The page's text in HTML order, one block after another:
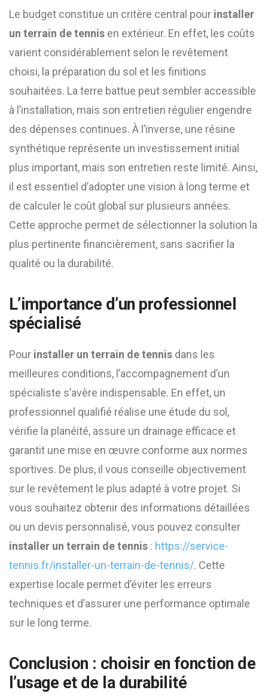
Le budget constitue un critère central pour installer
un terrain de tennis en extérieur. En effet, les coûts
varient considérablement selon le revêtement
choisi, la préparation du sol et les finitions
souhaitées. La terre battue peut sembler accessible
à l’installation, mais son entretien régulier engendre
des dépenses continues. À l’inverse, une résine
synthétique représente un investissement initial
plus important, mais son entretien reste limité. Ainsi,
il est essentiel d’adopter une vision à long terme et
de calculer le coût global sur plusieurs années.
Cette approche permet de sélectionner la solution la
plus pertinente financièrement, sans sacrifier la
qualité ou la durabilité.
L’importance d’un professionnel
spécialisé
Pour installer un terrain de tennis dans les
meilleures conditions, l’accompagnement d’un
spécialiste s’avère indispensable. En effet, un
professionnel qualifié réalise une étude du sol,
vérifie la planéité, assure un drainage efficace et
garantit une mise en œuvre conforme aux normes
sportives. De plus, il vous conseille objectivement
sur le revêtement le plus adapté à votre projet. Si
vous souhaitez obtenir des informations détaillées
ou un devis personnalisé, vous pouvez consulter
installer un terrain de tennis : https://service-
tennis.fr/installer-un-terrain-de-tennis/. Cette
expertise locale permet d’éviter les erreurs
techniques et d’assurer une performance optimale
sur le long terme.
Conclusion : choisir en fonction de
l’usage et de la durabilité